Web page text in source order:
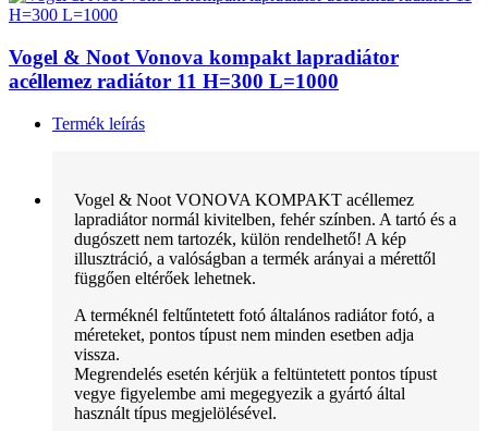
Vogel & Noot Vonova kompakt lapradiátor
acéllemez radiátor 11 H=300 L=1000
Termék leírás
Vogel & Noot VONOVA KOMPAKT acéllemez
lapradiátor normál kivitelben, fehér színben. A tartó és a
dugószett nem tartozék, külön rendelhető! A kép
illusztráció, a valóságban a termék arányai a mérettől
függően eltérőek lehetnek.
A terméknél feltűntetett fotó általános radiátor fotó, a
méreteket, pontos típust nem minden esetben adja
vissza.
Megrendelés esetén kérjük a feltüntetett pontos típust
vegye figyelembe ami megegyezik a gyártó által
használt típus megjelölésével.